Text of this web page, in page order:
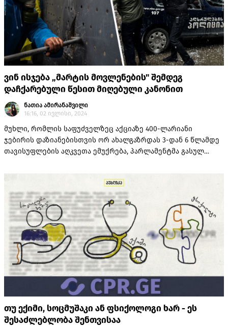
ვინ ისჯება „მარტის მოვლენების" შემდეგ
დაჩქარებული წესით მიღებული კანონით
ნათია ამირანაშვილი
16:16, 02 ივლისი, 2024
მუხლი, რომლის საფუძველზეც აქციაზე 400-ლარიანი
ჯებირის დაზიანებისთვის ორ ახალგაზრდას 3-დან 6 წლამდე
თავისუფლების აღკვეთა ემუქრება, პარლამენტმა გასულ
მიიღო.
თუ ექიმი, სოცმუშაკი ან ფსიქოლოგი ხარ - ეს
შესაძლებლობა შენთვისაა